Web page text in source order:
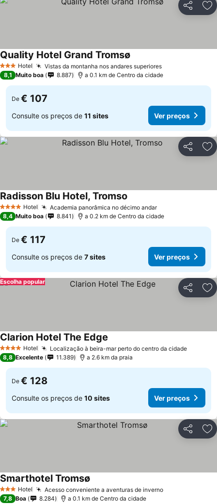
Partilhar
3 EstrelasHotel Vistas da montanha nos andares superiores
Quality Hotel Grand Tromsø
8,1 Muito boa 8.887 a 0.1 km de Centro da cidade
De € 107
Consulte os preços de 11 sites Ver preços
Partilhar
4 EstrelasHotel Academia panorâmica no décimo andar
Radisson Blu Hotel, Tromso
8,4 Muito boa 8.841 a 0.2 km de Centro da cidade
De € 117
Consulte os preços de 7 sites Ver preços
Partilhar
Escolha popular
4 EstrelasHotel Localização à beira-mar perto do centro da cidade
Clarion Hotel The Edge
8,8 Excelente 11.389 a 2.6 km da praia
De € 128
Consulte os preços de 10 sites Ver preços
Partilhar
3 EstrelasHotel Acesso conveniente a aventuras de inverno
Smarthotel Tromsø
7,8 Boa 8.284 a 0.1 km de Centro da cidade